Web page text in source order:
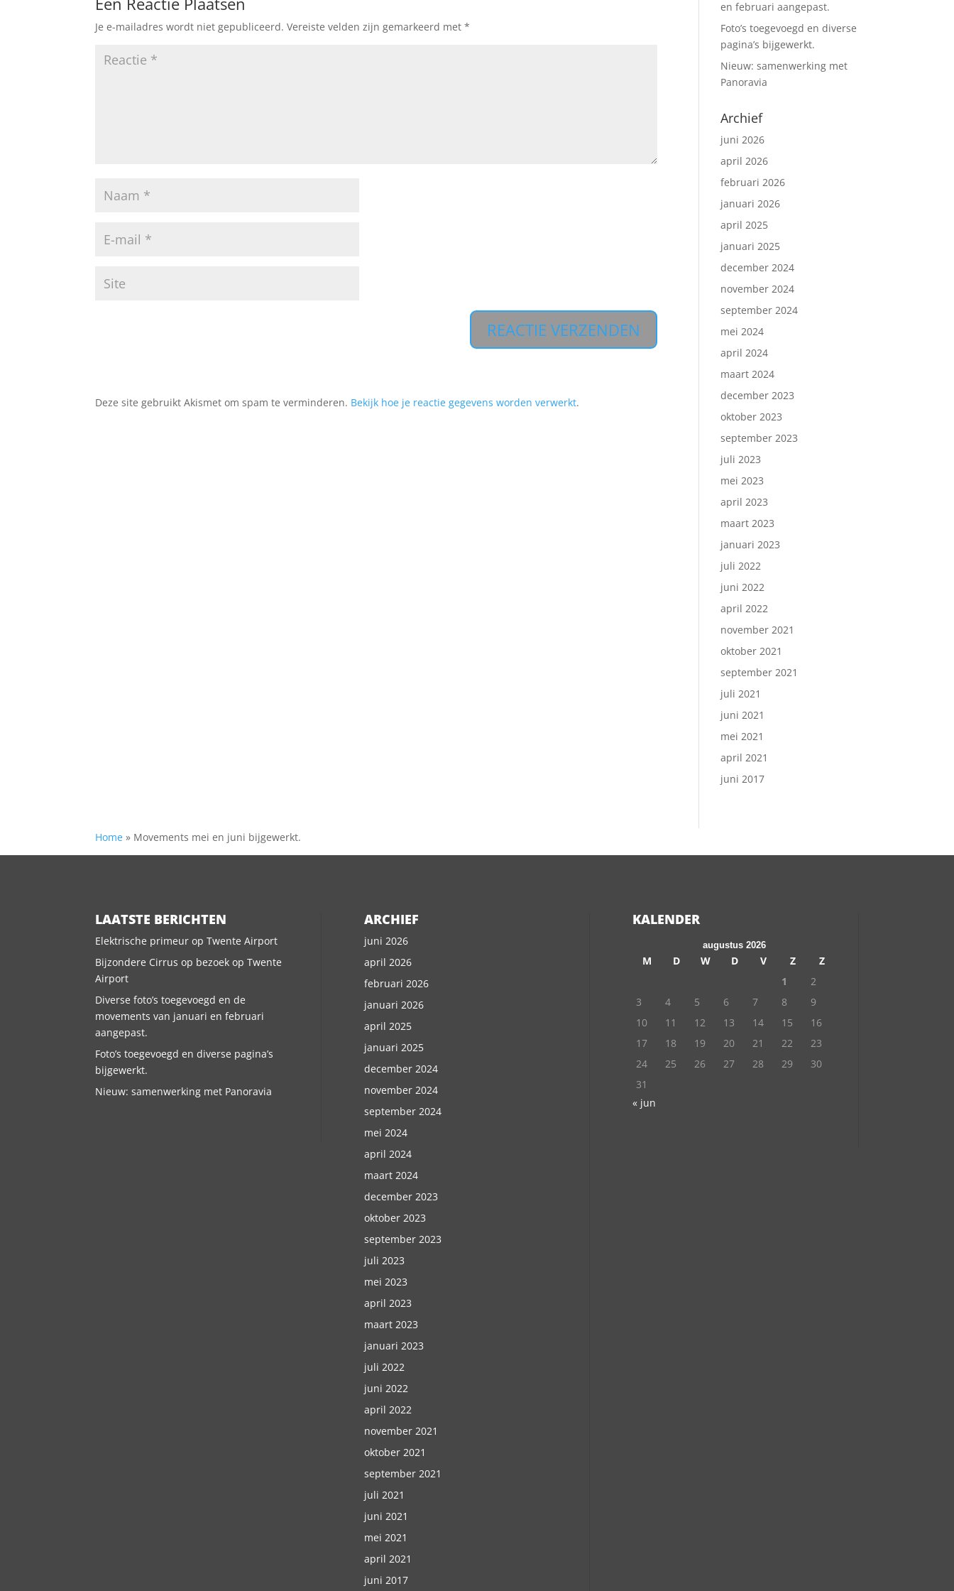
o
o
k
p
p
Je e-mailadres wordt niet gepubliceerd. Vereiste velden zijn gemarkeerd met*
t
Deze site gebruikt Akismet om spam te verminderen. Bekijk hoe je reactie gegevens worden verwerkt.
en februari aangepast.
Foto’s toegevoegd en diverse
pagina’s bijgewerkt.
Nieuw: samenwerking met
Panoravia
Archief
juni 2026
april 2026
februari 2026
januari 2026
april 2025
januari 2025
december 2024
november 2024
september 2024
mei 2024
april 2024
maart 2024
december 2023
oktober 2023
september 2023
juli 2023
mei 2023
april 2023
maart 2023
januari 2023
juli 2022
juni 2022
april 2022
november 2021
oktober 2021
september 2021
juli 2021
juni 2021
mei 2021
april 2021
juni 2017
Home » Movements mei en juni bijgewerkt.
LAATSTE BERICHTEN
Elektrische primeur op Twente Airport
Bijzondere Cirrus op bezoek op Twente
Airport
Diverse foto’s toegevoegd en de
movements van januari en februari
aangepast.
Foto’s toegevoegd en diverse pagina’s
bijgewerkt.
Nieuw: samenwerking met Panoravia
ARCHIEF
juni 2026
april 2026
februari 2026
januari 2026
april 2025
januari 2025
december 2024
november 2024
september 2024
mei 2024
april 2024
maart 2024
december 2023
oktober 2023
september 2023
juli 2023
mei 2023
april 2023
maart 2023
januari 2023
juli 2022
juni 2022
april 2022
november 2021
oktober 2021
september 2021
juli 2021
juni 2021
mei 2021
april 2021
juni 2017
KALENDER
augustus 2026
M D W D V Z
Z
1
2
3
4 5 6 7 8
9
10
11 12 13 14 15
16
17
18 19 20 21 22
23
24
25 26 27 28 29
30
31
« jun